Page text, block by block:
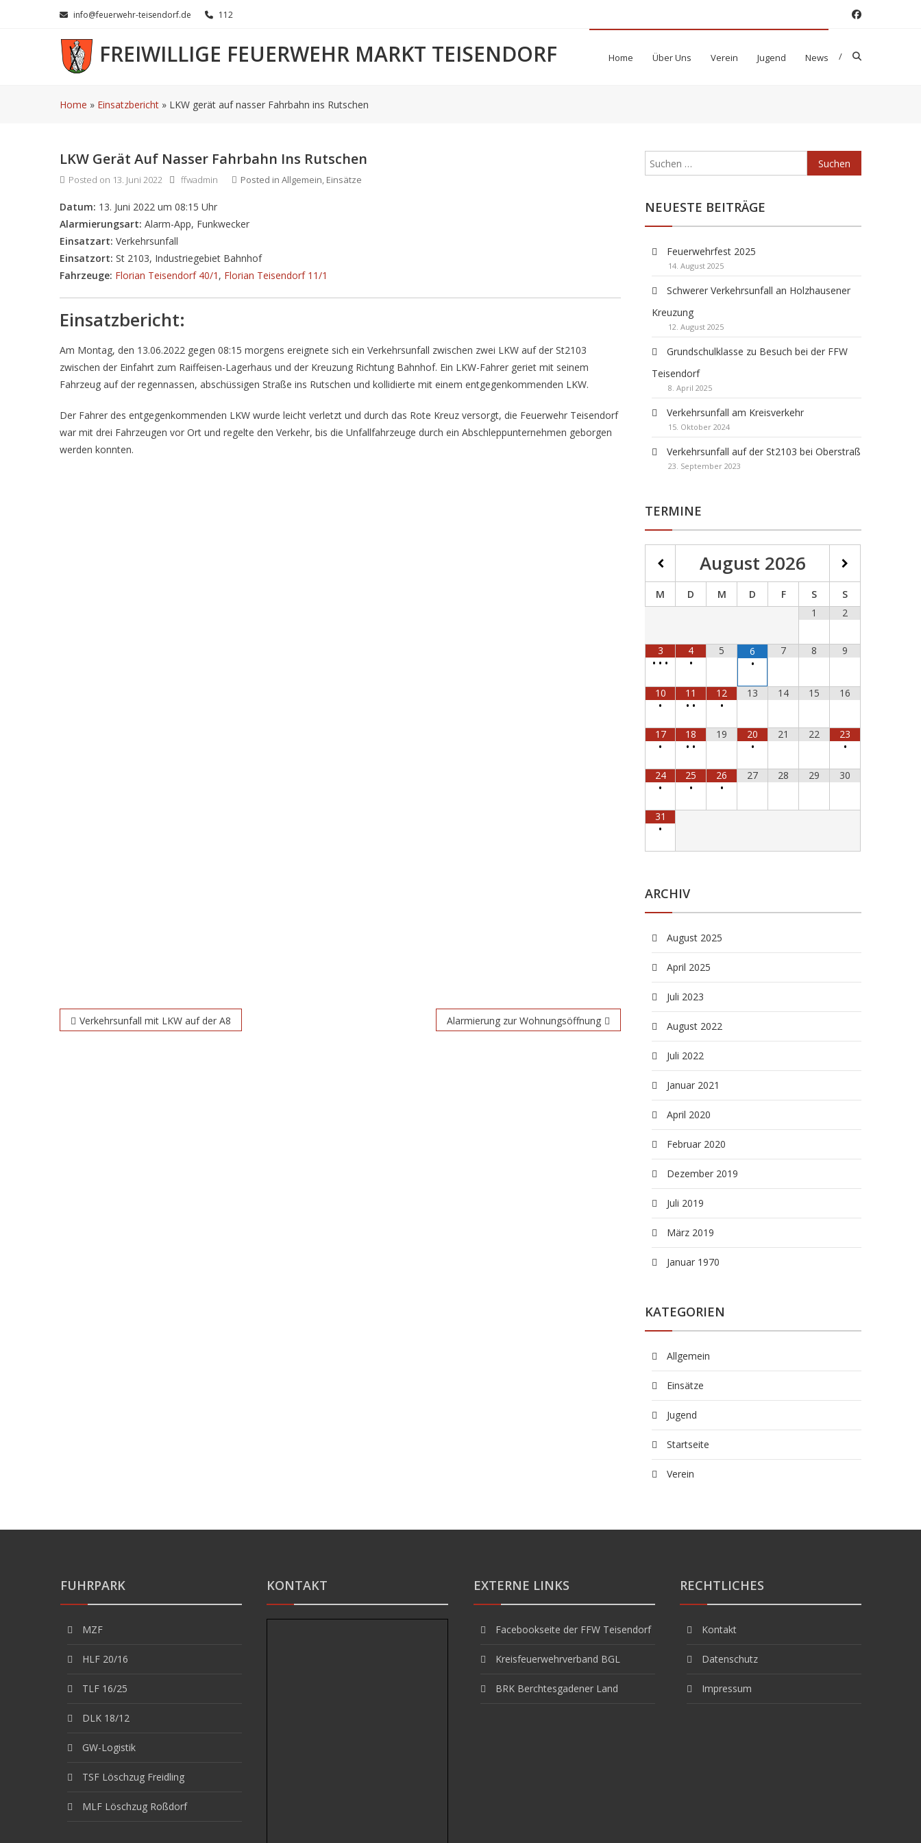
info@feuerwehr-teisendorf.de 112
FREIWILLIGE FEUERWEHR MARKT TEISENDORF Home Über Uns Verein Jugend News
Home » Einsatzbericht » LKW gerät auf nasser Fahrbahn ins Rutschen
LKW Gerät Auf Nasser Fahrbahn Ins Rutschen
Posted on 13. Juni 2022 ffwadmin Posted in Allgemein, Einsätze
Datum: 13. Juni 2022 um 08:15 Uhr
Alarmierungsart: Alarm-App, Funkwecker
Einsatzart: Verkehrsunfall
Einsatzort: St 2103, Industriegebiet Bahnhof
Fahrzeuge: Florian Teisendorf 40/1 , Florian Teisendorf 11/1
Einsatzbericht:
Am Montag, den 13.06.2022 gegen 08:15 morgens ereignete sich ein Verkehrsunfall zwischen zwei LKW auf der St2103
zwischen der Einfahrt zum Raiffeisen-Lagerhaus und der Kreuzung Richtung Bahnhof. Ein LKW-Fahrer geriet mit seinem
Fahrzeug auf der regennassen, abschüssigen Straße ins Rutschen und kollidierte mit einem entgegenkommenden LKW.
Der Fahrer des entgegenkommenden LKW wurde leicht verletzt und durch das Rote Kreuz versorgt, die Feuerwehr Teisendorf
war mit drei Fahrzeugen vor Ort und regelte den Verkehr, bis die Unfallfahrzeuge durch ein Abschleppunternehmen geborgen
werden konnten.
Beitragsnavigation
Verkehrsunfall mit LKW auf der A8 Alarmierung zur Wohnungsöffnung
Suchen
nach:
NEUESTE BEITRÄGE
Feuerwehrfest 2025
14. August 2025
Schwerer Verkehrsunfall an Holzhausener
Kreuzung
12. August 2025
Grundschulklasse zu Besuch bei der FFW
Teisendorf
8. April 2025
Verkehrsunfall am Kreisverkehr
15. Oktober 2024
Verkehrsunfall auf der St2103 bei Oberstraß
23. September 2023
TERMINE
August 2026
M D M D F S
S
1
2
3
• • •
4
•
5
6
•
7 8 9
10
•
11
• •
12
•
13 14 15 16
17
•
18
• •
19
20
•
21 22
23
•
24
•
25
•
26
•
27 28 29 30
31
•
ARCHIV
August 2025
April 2025
Juli 2023
August 2022
Juli 2022
Januar 2021
April 2020
Februar 2020
Dezember 2019
Juli 2019
März 2019
Januar 1970
KATEGORIEN
Allgemein
Einsätze
Jugend
Startseite
Verein
FUHRPARK
MZF
HLF 20/16
TLF 16/25
DLK 18/12
GW-Logistik
TSF Löschzug Freidling
MLF Löschzug Roßdorf
KONTAKT EXTERNE LINKS
Facebookseite der FFW Teisendorf
Kreisfeuerwehrverband BGL
BRK Berchtesgadener Land
RECHTLICHES
Kontakt
Datenschutz
Impressum